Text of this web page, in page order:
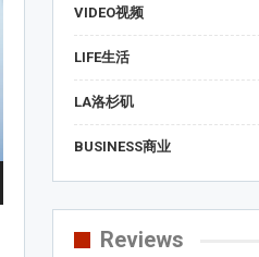
VIDEO视频
LIFE生活
LA洛杉矶
BUSINESS商业
Reviews